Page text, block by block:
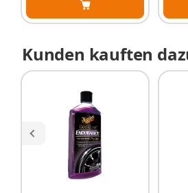
Kunden kauften